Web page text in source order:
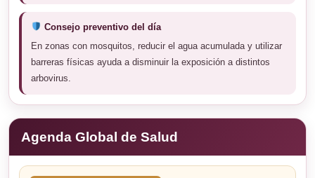
Consejo preventivo del día
En zonas con mosquitos, reducir el agua acumulada y utilizar
barreras físicas ayuda a disminuir la exposición a distintos
arbovirus.
Agenda Global de Salud